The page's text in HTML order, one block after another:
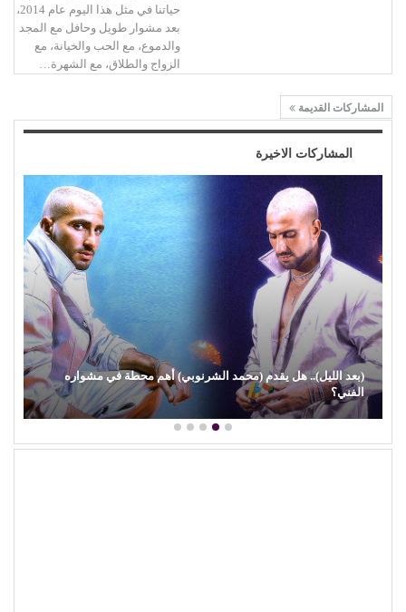
حياتنا في مثل هذا اليوم عام 2014،
بعد مشوار طويل وحافل مع المجد
والدموع، مع الحب والخيانة، مع
الزواج والطلاق، مع الشهرة…
المشاركات القديمة
المشاركات الاخيرة
(بعد الليل).. هل يقدم (محمد الشرنوبي) أهم محطة في مشواره
الفني؟